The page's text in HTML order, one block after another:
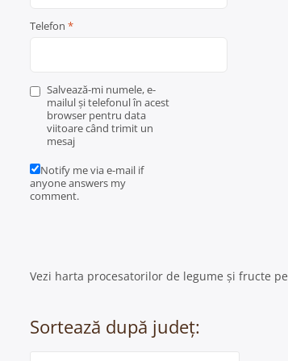
Telefon *
Salvează-mi numele, e-
mailul și telefonul în acest
browser pentru data
viitoare când trimit un
mesaj
Notify me via e-mail if
anyone answers my
comment.
Vezi harta procesatorilor de legume și fructe pe
Sortează după județ: